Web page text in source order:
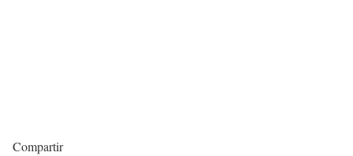
Compartir